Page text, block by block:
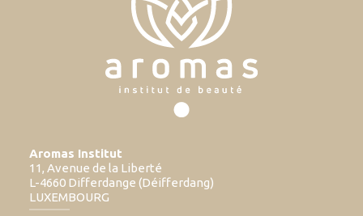
Aromas Institut
11, Avenue de la Liberté
L-4660 Differdange (Déifferdang)
LUXEMBOURG